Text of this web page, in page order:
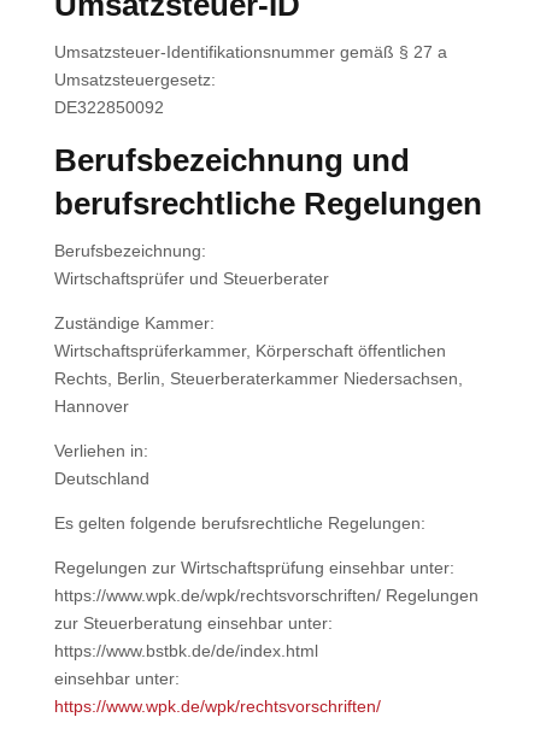
Umsatz­steu­er-Iden­ti­fi­ka­ti­ons­num­mer gemäß § 27 a
Umsatz­steu­er­ge­setz:
DE322850092
Berufs­be­zeich­nung und
berufs­recht­li­che Rege­lun­gen
Berufs­be­zeich­nung:
Wirt­schafts­prü­fer und Steu­er­be­ra­ter
Zustän­di­ge Kam­mer:
Wirt­schafts­prü­fer­kam­mer, Kör­per­schaft öffent­li­chen
Rechts, Ber­lin, Steu­er­be­ra­ter­kam­mer Nie­der­sach­sen,
Han­no­ver
Ver­lie­hen in:
Deutsch­land
Es gel­ten fol­gen­de berufs­recht­li­che Rege­lun­gen:
Rege­lun­gen zur Wirt­schafts­prü­fung ein­seh­bar unter:
https://www.wpk.de/wpk/rechtsvorschriften/ Rege­lun­gen
zur Steu­er­be­ra­tung ein­seh­bar unter:
https://www.bstbk.de/de/index.html
ein­seh­bar unter:
https://www.wpk.de/wpk/rechtsvorschriften/